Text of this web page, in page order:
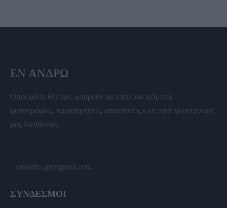
ΕΝ ΆΝΔΡΩ
Όσοι φίλοι θέλουν, μπορούν να στείλουν κείμενα,
φωτογραφίες, παρατηρήσεις, απαντήσεις κλπ στην ηλεκτρονική
μας διεύθυνση.
enandro.gr@gmail.com
ΣΥΝΔΕΣΜΟΙ